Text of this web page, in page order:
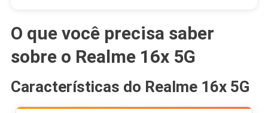
O que você precisa saber
sobre o Realme 16x 5G
Características do Realme 16x 5G